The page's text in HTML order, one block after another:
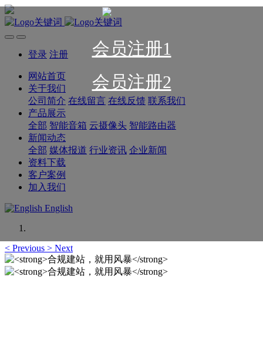
会员注册1
会员注册2
登录 注册
网站首页
关于我们
公司简介 在线留言 在线反馈 联系我们
产品展示
全部 智能音箱 云摄像头 智能路由器
新闻动态
全部 媒体报道 行业资讯 企业新闻
资料下载
客户案例
加入我们
English
< Previous > Next